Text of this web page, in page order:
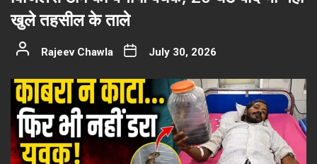
खुले तहसील के ताले
Rajeev Chawla July 30, 2026